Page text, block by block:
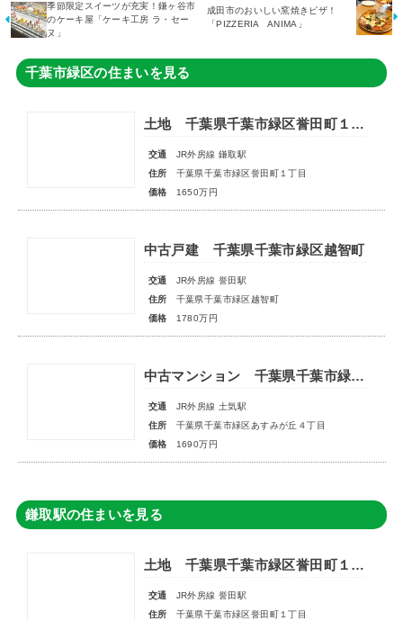
季節限定スイーツが充実！鎌ヶ谷市
のケーキ屋「ケーキ工房 ラ・セー
ヌ」
成田市のおいしい窯焼きピザ！
「PIZZERIA ANIMA」
千葉市緑区の住まいを見る
土地 千葉県千葉市緑区誉田町１丁目
交通
JR外房線 鎌取駅
住所
千葉県千葉市緑区誉田町１丁目
価格
1650万円
中古戸建 千葉県千葉市緑区越智町
交通
JR外房線 誉田駅
住所
千葉県千葉市緑区越智町
価格
1780万円
中古マンション 千葉県千葉市緑区あすみが丘４丁目
交通
JR外房線 土気駅
住所
千葉県千葉市緑区あすみが丘４丁目
価格
1690万円
鎌取駅の住まいを見る
土地 千葉県千葉市緑区誉田町１丁目
交通
JR外房線 誉田駅
住所
千葉県千葉市緑区誉田町１丁目